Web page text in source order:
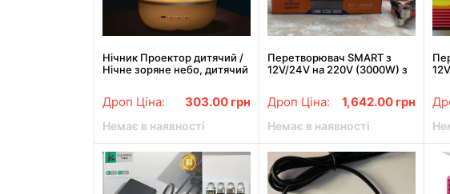
Нічник Проектор дитячий /
Нічне зоряне небо, дитячий
Дроп Ціна: 303.00 грн
Немає в наявності
Перетворювач SMART з
12V/24V на 220V (3000W) з
Дроп Ціна: 1,642.00 грн
Немає в наявності